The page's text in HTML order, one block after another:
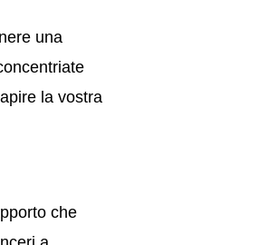
una
la vostra
che